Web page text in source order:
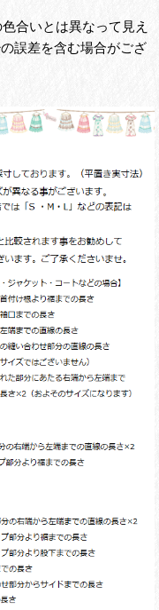
合いとは異なって見え
誤差を含む場合がござ